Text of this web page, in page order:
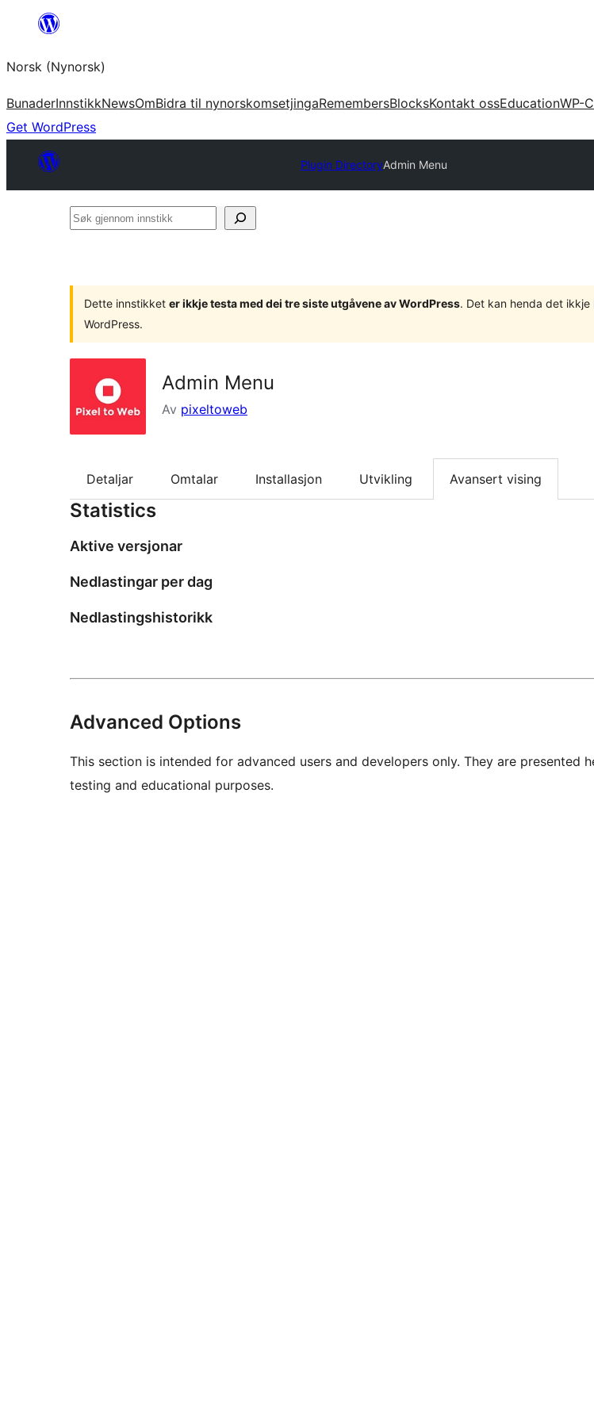
content
Norsk (Nynorsk)
BunaderInnstikkNewsOmBidra til nynorskomsetjingaRemembersBlocksKontakt ossEducationWP-
Get WordPress
Plugin DirectoryAdmin Menu
Søk
Dette innstikket er ikkje testa med dei tre siste utgåvene av WordPress. Det kan henda det
WordPress.
Admin Menu
Av pixeltoweb
Detaljar Omtalar Installasjon Utvikling Avansert vising
Statistics
Aktive versjonar
Nedlastingar per dag
Nedlastingshistorikk
Advanced Options
This section is intended for advanced users and developers only. They are presented
testing and educational purposes.